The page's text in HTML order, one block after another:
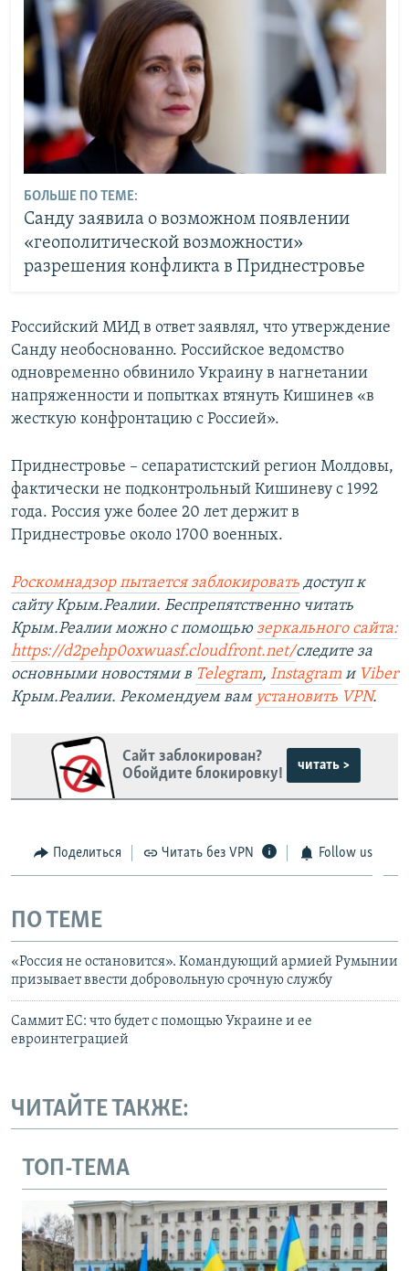
БОЛЬШЕ ПО ТЕМЕ:
Санду заявила о возможном появлении
«геополитической возможности»
разрешения конфликта в Приднестровье
Российский МИД в ответ заявлял, что утверждение
Санду необоснованно. Российское ведомство
одновременно обвинило Украину в нагнетании
напряженности и попытках втянуть Кишинев «в
жесткую конфронтацию с Россией».
Приднестровье – сепаратистский регион Молдовы,
фактически не подконтрольный Кишиневу с 1992
года. Россия уже более 20 лет держит в
Приднестровье около 1700 военных.
Роскомнадзор пытается заблокировать доступ к
сайту Крым.Реалии. Беспрепятственно читать
Крым.Реалии можно с помощью зеркального сайта:
https://d2pehp0oxwuasf.cloudfront.net/следите за
основными новостями в Telegram, Instagram и Viber
Крым.Реалии. Рекомендуем вам установить VPN.
Сайт заблокирован?
Обойдите блокировку!
читать >
Поделиться Читать без VPN Follow us
ПО ТЕМЕ
«Россия не остановится». Командующий армией Румынии
призывает ввести добровольную срочную службу
Саммит ЕС: что будет с помощью Украине и ее
евроинтеграцией
ЧИТАЙТЕ ТАКЖЕ:
ТОП-ТЕМА